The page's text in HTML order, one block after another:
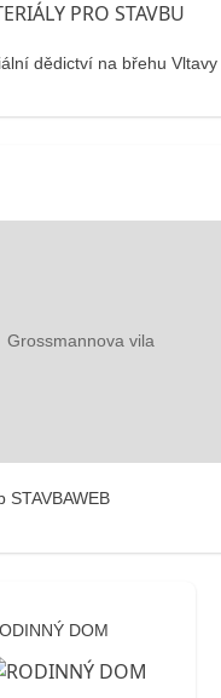
dědictví na břehu Vltavy
STAVBAWEB
DOM